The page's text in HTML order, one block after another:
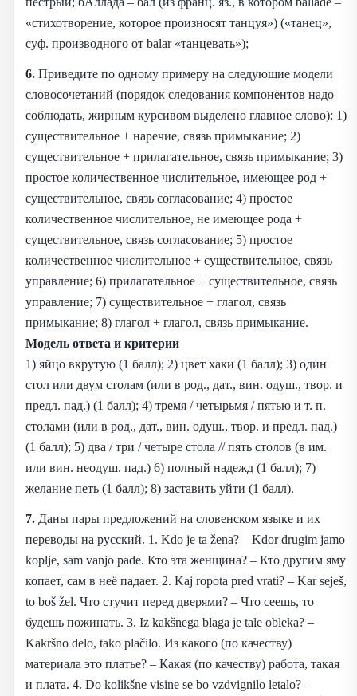
«стихотворение, которое произносят танцуя») («танец»,
суф. производного от balar «танцевать»);
6. Приведите по одному примеру на следующие модели
словосочетаний (порядок следования компонентов надо
соблюдать, жирным курсивом выделено главное слово): 1)
существительное + наречие, связь примыкание; 2)
существительное + прилагательное, связь примыкание; 3)
простое количественное числительное, имеющее род +
существительное, связь согласование; 4) простое
количественное числительное, не имеющее рода +
существительное, связь согласование; 5) простое
количественное числительное + существительное, связь
управление; 6) прилагательное + существительное, связь
управление; 7) существительное + глагол, связь
примыкание; 8) глагол + глагол, связь примыкание.
Модель ответа и критерии
1) яйцо вкрутую (1 балл); 2) цвет хаки (1 балл); 3) один
стол или двум столам (или в род., дат., вин. одуш., твор. и
предл. пад.) (1 балл); 4) тремя / четырьмя / пятью и т. п.
столами (или в род., дат., вин. одуш., твор. и предл. пад.)
(1 балл); 5) два / три / четыре стола // пять столов (в им.
или вин. неодуш. пад.) 6) полный надежд (1 балл); 7)
желание петь (1 балл); 8) заставить уйти (1 балл).
7. Даны пары предложений на словенском языке и их
переводы на русский. 1. Kdo je ta žena? – Kdor drugim jamo
koplje, sam vanjo pade. Кто эта женщина? – Кто другим яму
копает, сам в неё падает. 2. Kaj ropota pred vrati? – Kar seješ,
to boš žel. Что стучит перед дверями? – Что сеешь, то
будешь пожинать. 3. Iz kakšnega blaga je tale obleka? –
Kakršno delo, tako plačilo. Из какого (по качеству)
материала это платье? – Какая (по качеству) работа, такая
и плата. 4. Do kolikšne visine se bo vzdvignilo letalo? –